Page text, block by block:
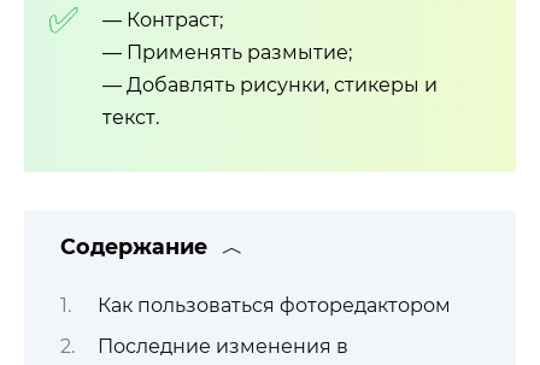
— Контраст;
— Применять размытие;
— Добавлять рисунки, стикеры и
текст.
Содержание
Как пользоваться фоторедактором
Последние изменения в